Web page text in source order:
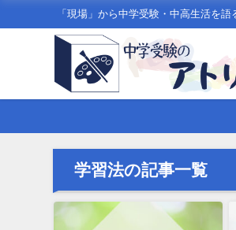
「現場」から中学受験・中高生活を語
学習法の記事一覧